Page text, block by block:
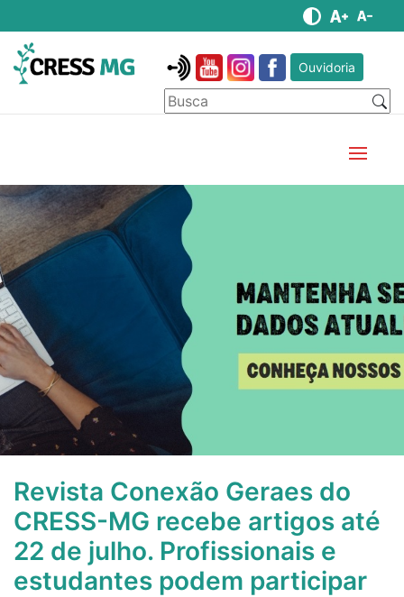
Ouvidoria
Revista Conexão Geraes do
CRESS-MG recebe artigos até
22 de julho. Profissionais e
estudantes podem participar